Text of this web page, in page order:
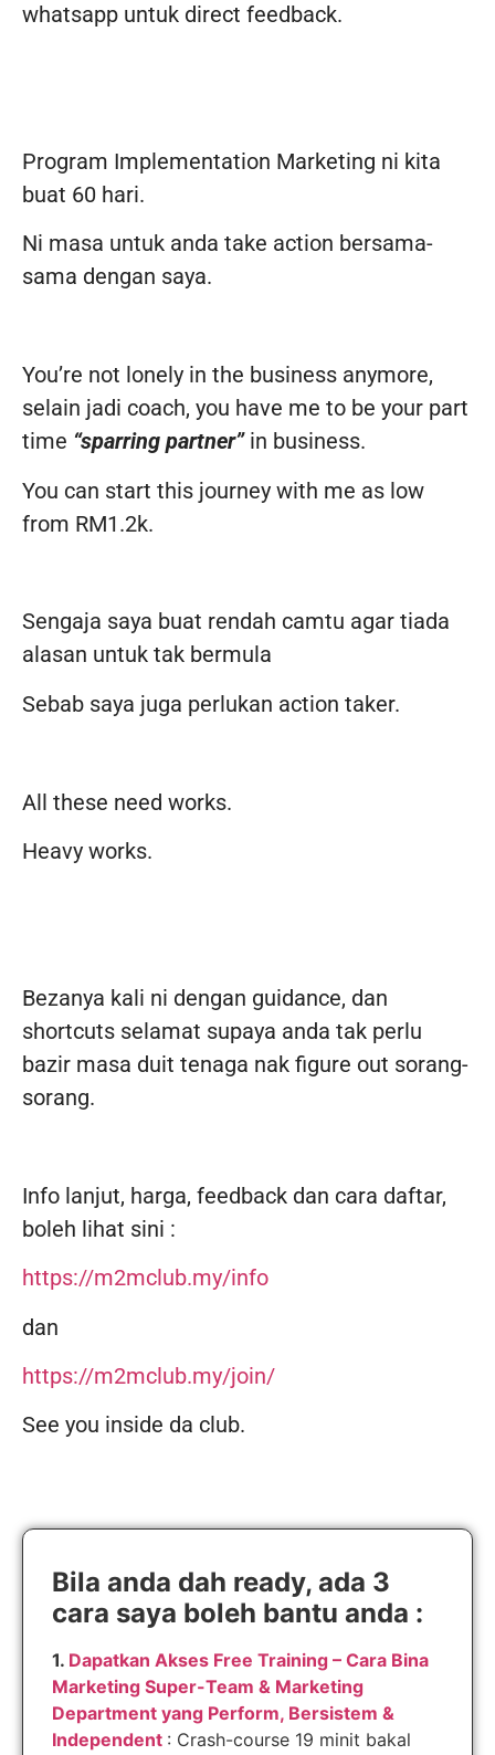
whatsapp untuk direct feedback.
Program Implementation Marketing ni kita
buat 60 hari.
Ni masa untuk anda take action bersama-
sama dengan saya.
You’re not lonely in the business anymore,
selain jadi coach, you have me to be your part
time “sparring partner”in business.
You can start this journey with me as low
from RM1.2k.
Sengaja saya buat rendah camtu agar tiada
alasan untuk tak bermula
Sebab saya juga perlukan action taker.
All these need works.
Heavy works.
Bezanya kali ni dengan guidance, dan
shortcuts selamat supaya anda tak perlu
bazir masa duit tenaga nak figure out sorang-
sorang.
Info lanjut, harga, feedback dan cara daftar,
boleh lihat sini :
https://m2mclub.my/info
dan
https://m2mclub.my/join/
See you inside da club.
Bila anda dah ready, ada 3
cara saya boleh bantu anda :
1. Dapatkan Akses Free Training – Cara Bina
Marketing Super-Team & Marketing
Department yang Perform, Bersistem &
Independent : Crash-course 19 minit bakal